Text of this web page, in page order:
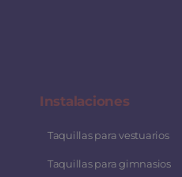
Instalaciones
Taquillas para vestuarios
Taquillas para gimnasios